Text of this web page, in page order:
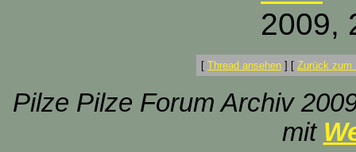
2009,
[ Thread ansehen ] [ Zurück zum
Pilze Pilze Forum Archiv
mit